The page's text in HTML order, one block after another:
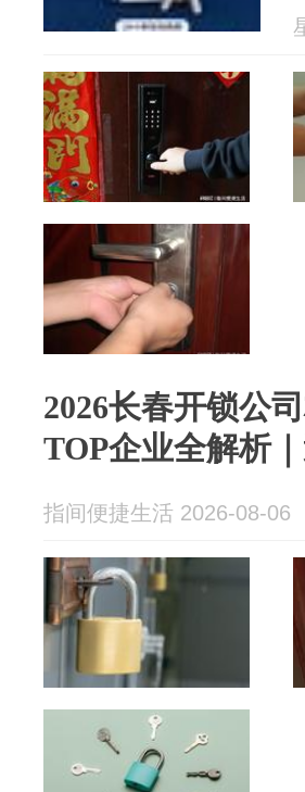
2026长春开锁公
TOP企业全解析
指间便捷生活 2026-08-06